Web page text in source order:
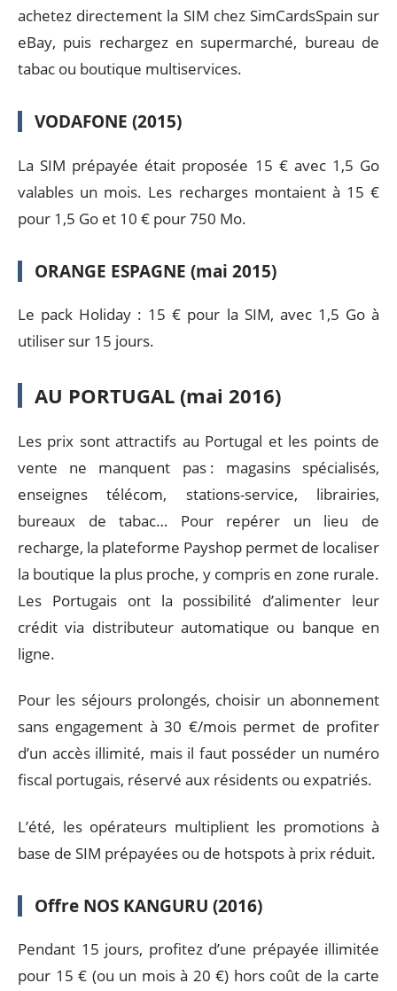
achetez directement la SIM chez SimCardsSpain sur
eBay, puis rechargez en supermarché, bureau de
tabac ou boutique multiservices.
VODAFONE (2015)
La SIM prépayée était proposée 15 € avec 1,5 Go
valables un mois. Les recharges montaient à 15 €
pour 1,5 Go et 10 € pour 750 Mo.
ORANGE ESPAGNE (mai 2015)
Le pack Holiday : 15 € pour la SIM, avec 1,5 Go à
utiliser sur 15 jours.
AU PORTUGAL (mai 2016)
Les prix sont attractifs au Portugal et les points de
vente ne manquent pas : magasins spécialisés,
enseignes télécom, stations-service, librairies,
bureaux de tabac… Pour repérer un lieu de
recharge, la plateforme Payshop permet de localiser
la boutique la plus proche, y compris en zone rurale.
Les Portugais ont la possibilité d’alimenter leur
crédit via distributeur automatique ou banque en
ligne.
Pour les séjours prolongés, choisir un abonnement
sans engagement à 30 €/mois permet de profiter
d’un accès illimité, mais il faut posséder un numéro
fiscal portugais, réservé aux résidents ou expatriés.
L’été, les opérateurs multiplient les promotions à
base de SIM prépayées ou de hotspots à prix réduit.
Offre NOS KANGURU (2016)
Pendant 15 jours, profitez d’une prépayée illimitée
pour 15 € (ou un mois à 20 €) hors coût de la carte